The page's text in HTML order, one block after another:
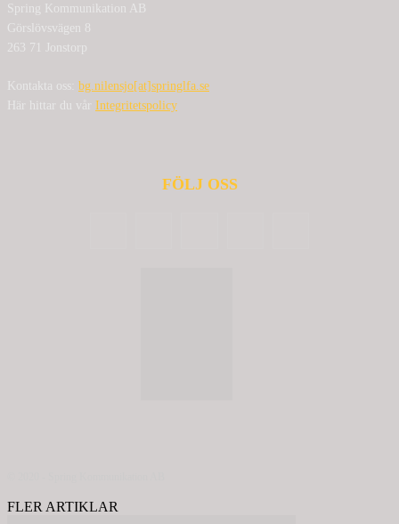
Spring Kommunikation AB
Görslövsvägen 8
263 71 Jonstorp
Kontakta oss: bg.nilensjo[at]springlfa.se
Här hittar du vår Integritetspolicy
FÖLJ OSS
FLER ARTIKLAR